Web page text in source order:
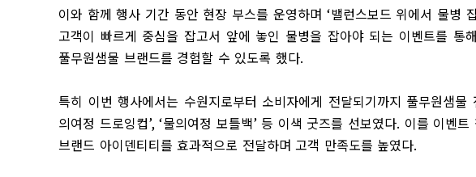
이와 함께 행사 기간 동안 현장 부스를 운영하며 ‘밸런스보드 위에서 물병
고객이 빠르게 중심을 잡고서 앞에 놓인 물병을 잡아야 되는 이벤트를 통해
풀무원샘물 브랜드를 경험할 수 있도록 했다.
특히 이번 행사에서는 수원지로부터 소비자에게 전달되기까지 풀무원샘
의여정 드로잉컵’, ‘물의여정 보틀백’등 이색 굿즈를 선보였다. 이를 이벤트
브랜드 아이덴티티를 효과적으로 전달하며 고객 만족도를 높였다.